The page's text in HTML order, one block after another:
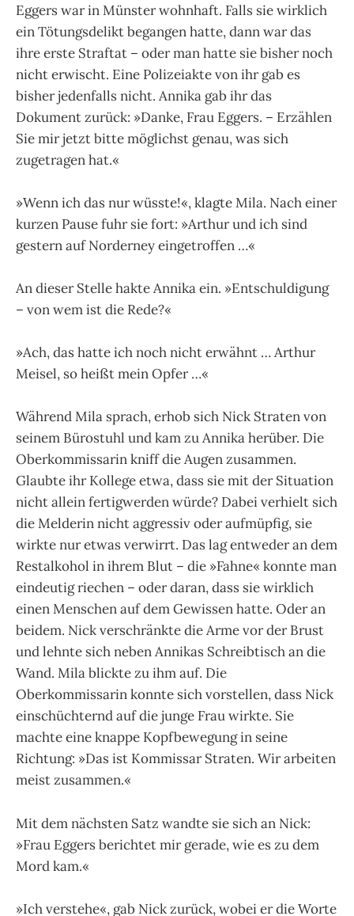
Eggers war in Münster wohnhaft. Falls sie wirklich
ein Tötungsdelikt begangen hatte, dann war das
ihre erste Straftat – oder man hatte sie bisher noch
nicht erwischt. Eine Polizeiakte von ihr gab es
bisher jedenfalls nicht. Annika gab ihr das
Dokument zurück: »Danke, Frau Eggers. – Erzählen
Sie mir jetzt bitte möglichst genau, was sich
zugetragen hat.«
»Wenn ich das nur wüsste!«, klagte Mila. Nach einer
kurzen Pause fuhr sie fort: »Arthur und ich sind
gestern auf Norderney eingetroffen …«
An dieser Stelle hakte Annika ein. »Entschuldigung
– von wem ist die Rede?«
»Ach, das hatte ich noch nicht erwähnt … Arthur
Meisel, so heißt mein Opfer …«
Während Mila sprach, erhob sich Nick Straten von
seinem Bürostuhl und kam zu Annika herüber. Die
Oberkommissarin kniff die Augen zusammen.
Glaubte ihr Kollege etwa, dass sie mit der Situation
nicht allein fertigwerden würde? Dabei verhielt sich
die Melderin nicht aggressiv oder aufmüpfig, sie
wirkte nur etwas verwirrt. Das lag entweder an dem
Restalkohol in ihrem Blut – die »Fahne« konnte man
eindeutig riechen – oder daran, dass sie wirklich
einen Menschen auf dem Gewissen hatte. Oder an
beidem. Nick verschränkte die Arme vor der Brust
und lehnte sich neben Annikas Schreibtisch an die
Wand. Mila blickte zu ihm auf. Die
Oberkommissarin konnte sich vorstellen, dass Nick
einschüchternd auf die junge Frau wirkte. Sie
machte eine knappe Kopfbewegung in seine
Richtung: »Das ist Kommissar Straten. Wir arbeiten
meist zusammen.«
Mit dem nächsten Satz wandte sie sich an Nick:
»Frau Eggers berichtet mir gerade, wie es zu dem
Mord kam.«
»Ich verstehe«, gab Nick zurück, wobei er die Worte